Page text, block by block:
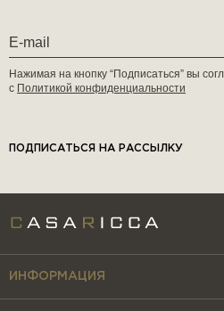
Нажимая на кнопку “Подписаться” вы
с Политикой конфиденциальности
ПОДПИСАТЬСЯ НА РАССЫЛКУ
ИНФОРМАЦИЯ